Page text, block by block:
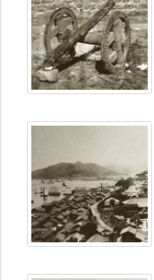
В коллекцию,
включены
официальные
кинохроника и
материалы из
звезда»,
«Военно-
Советского
исторического
войск связи МО РФ,
Федерации,
библиотеки,
ГПИБ,